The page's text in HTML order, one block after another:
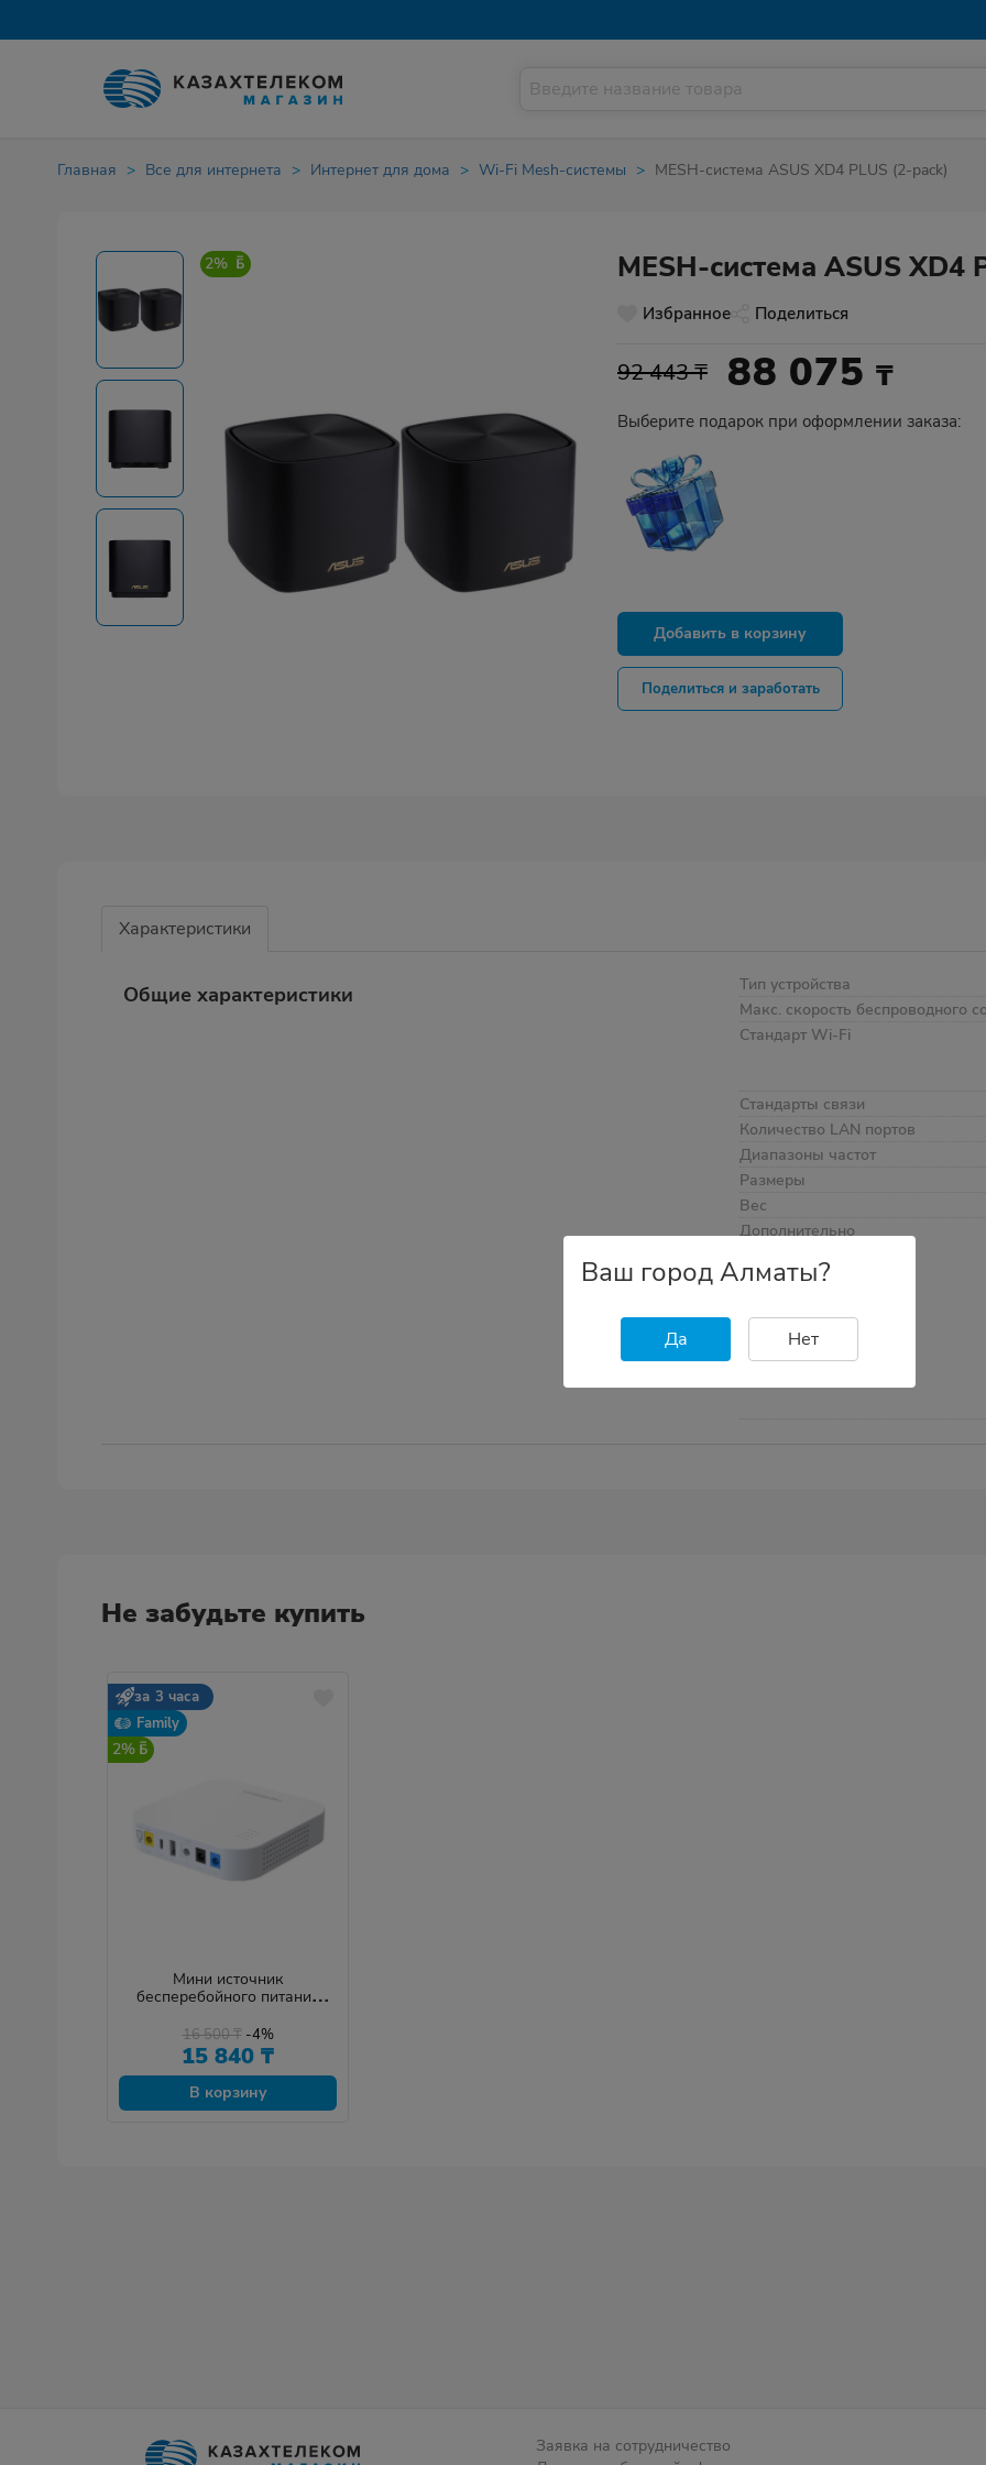
Главная Все для интернета Интернет для дома Wi-Fi Mesh-системы MESH-система ASUS XD4 PLUS (2-pack)
2% MESH-система ASUS XD4
Избранное Поделиться
92 443 ₸ 88 075₸
Выберите подарок при оформлении заказа:
Добавить в корзину
Поделиться и заработать
Характеристики
Общие характеристики Тип устройства
Макс. скорость беспроводного
Стандарт Wi-Fi
Стандарты связи
Количество LAN портов
Диапазоны частот
Размеры
Вес
Дополнительно
Не забудьте купить
за 3 часа
Family
2%
Мини источник
бесперебойного питания
16 500₸ -4%
15 840 ₸
В корзину
Заявка на сотрудничество
Ваш город Алматы?
Да Нет